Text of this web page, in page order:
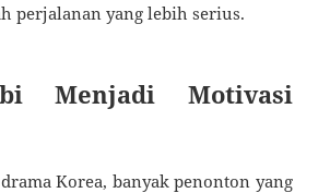
perjalanan yang lebih serius.
Menjadi Motivasi
Korea, banyak penonton yang